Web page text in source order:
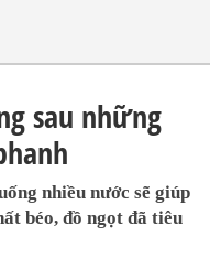
sau những
nhiều nước sẽ giúp
béo, đồ ngọt đã tiêu